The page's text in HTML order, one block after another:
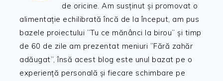
de oricine. Am susținut și promovat o
alimentație echilibrată încă de la început, am pus
bazele proiectului ”Tu ce mănânci la birou” și timp
de 60 de zile am prezentat meniuri ”Fără zahăr
adăugat”, însă acest blog este unul bazat pe o
experiență personală și fiecare schimbare pe